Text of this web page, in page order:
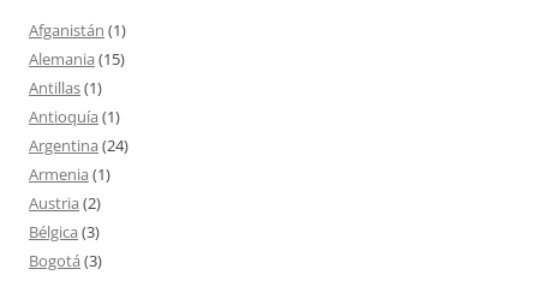
Afganistán (1)
Alemania (15)
Antillas(1)
Antioquía (1)
Argentina (24)
Armenia (1)
Austria (2)
Bélgica (3)
Bogotá (3)